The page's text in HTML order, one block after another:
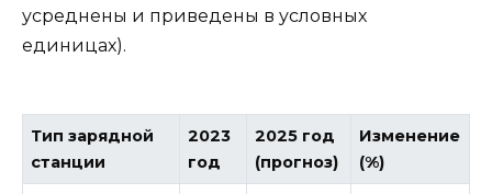
усреднены и приведены в условных
единицах).
Тип зарядной
станции
2023
год
2025 год
(прогноз)
Изменение
(%)